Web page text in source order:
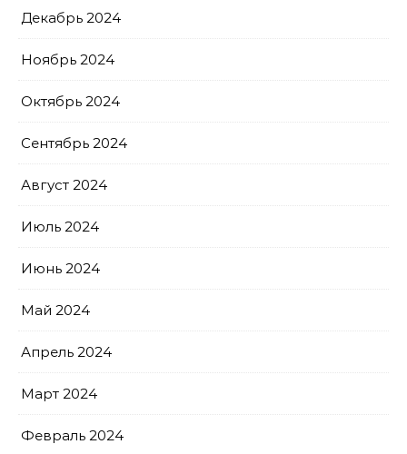
Декабрь 2024
Ноябрь 2024
Октябрь 2024
Сентябрь 2024
Август 2024
Июль 2024
Июнь 2024
Май 2024
Апрель 2024
Март 2024
Февраль 2024